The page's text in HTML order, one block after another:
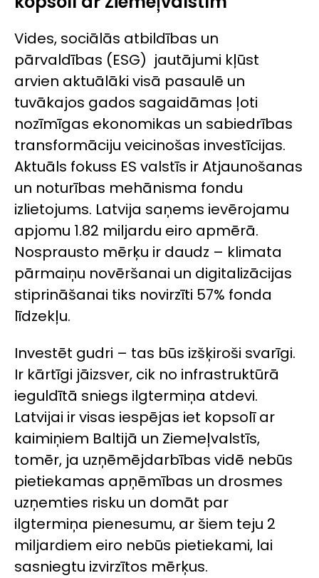
Vides, sociālās atbildības un
pārvaldības (ESG) jautājumi kļūst
arvien aktuālāki visā pasaulē un
tuvākajos gados sagaidāmas ļoti
nozīmīgas ekonomikas un sabiedrības
transformāciju veicinošas investīcijas.
Aktuāls fokuss ES valstīs ir Atjaunošanas
un noturības mehānisma fondu
izlietojums. Latvija saņems ievērojamu
apjomu 1.82 miljardu eiro apmērā.
Nosprausto mērķu ir daudz – klimata
pārmaiņu novēršanai un digitalizācijas
stiprināšanai tiks novirzīti 57% fonda
līdzekļu.
Investēt gudri – tas būs izšķiroši svarīgi.
Ir kārtīgi jāizsver, cik no infrastruktūrā
ieguldītā sniegs ilgtermiņa atdevi.
Latvijai ir visas iespējas iet kopsolī ar
kaimiņiem Baltijā un Ziemeļvalstīs,
tomēr, ja uzņēmējdarbības vidē nebūs
pietiekamas apņēmības un drosmes
uzņemties risku un domāt par
ilgtermiņa pienesumu, ar šiem teju 2
miljardiem eiro nebūs pietiekami, lai
sasniegtu izvirzītos mērķus.